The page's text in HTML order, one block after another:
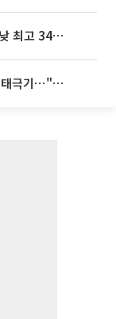
[내일 날씨] 전국 무더위 계속…10일 낮 최고 34도 육박
서경덕 교수, 김희철도 분노한 거꾸로 태극기⋯"엉터리는 아냐, 아쉬울 뿐"